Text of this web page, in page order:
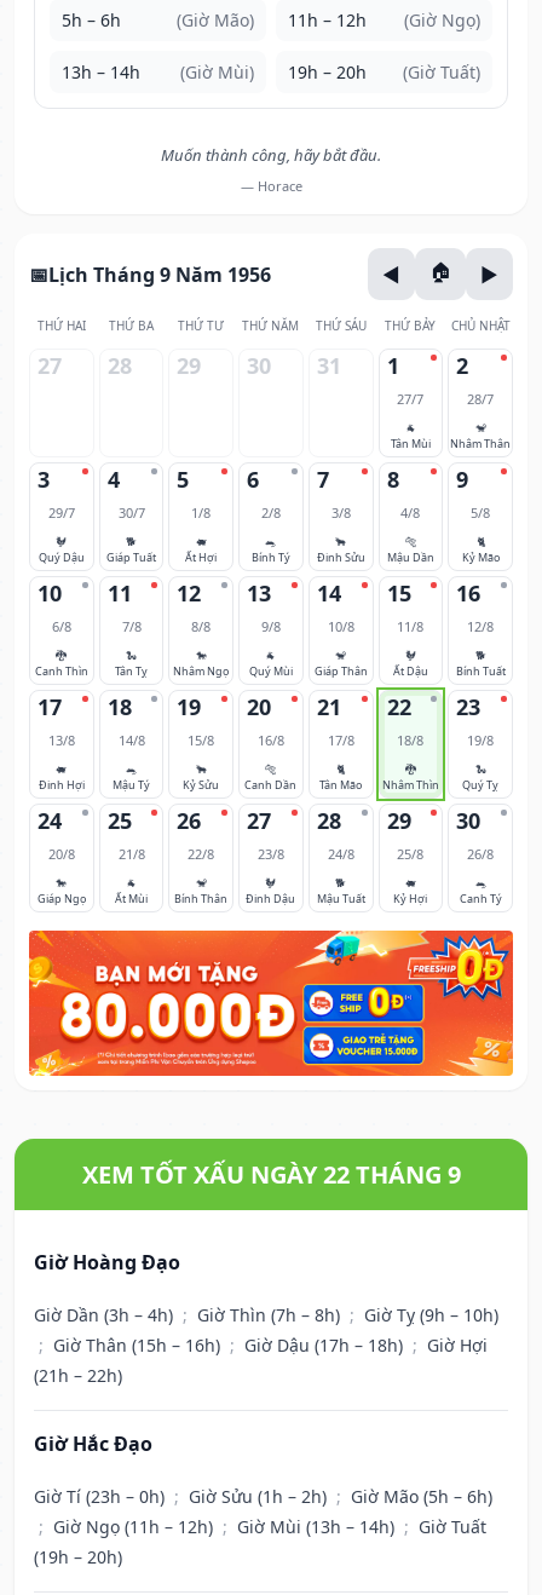
5h – 6h (Giờ Mão) 11h – 12h (Giờ Ngọ)
13h – 14h (Giờ Mùi) 19h – 20h (Giờ Tuất)
Muốn thành công, hãy bắt đầu.
— Horace
Lịch Tháng 9 Năm 1956
THỨ HAI THỨ BA THỨ TƯ THỨ NĂM THỨ SÁU THỨ BẢY CHỦ NHẬT
27 28 29 30 31 1
27/7
🐐
Tân Mùi
2
28/7
🐒
Nhâm Thân
3
29/7
🐓
Quý Dậu
4
30/7
🐕
Giáp Tuất
5
1/8
🐖
Ất Hợi
6
2/8
🐀
Bính Tý
7
3/8
🐂
Đinh Sửu
8
4/8
🐅
Mậu Dần
9
5/8
🐈
Kỷ Mão
10
6/8
🐉
Canh Thìn
11
7/8
🐍
Tân Tỵ
12
8/8
🐎
Nhâm Ngọ
13
9/8
🐐
Quý Mùi
14
10/8
🐒
Giáp Thân
15
11/8
🐓
Ất Dậu
16
12/8
🐕
Bính Tuất
17
13/8
🐖
Đinh Hợi
18
14/8
🐀
Mậu Tý
19
15/8
🐂
Kỷ Sửu
20
16/8
🐅
Canh Dần
21
17/8
🐈
Tân Mão
22
18/8
🐉
Nhâm Thìn
23
19/8
🐍
Quý Tỵ
24
20/8
🐎
Giáp Ngọ
25
21/8
🐐
Ất Mùi
26
22/8
🐒
Bính Thân
27
23/8
🐓
Đinh Dậu
28
24/8
🐕
Mậu Tuất
29
25/8
🐖
Kỷ Hợi
30
26/8
🐀
Canh Tý
XEM TỐT XẤU NGÀY 22 THÁNG 9
Giờ Hoàng Đạo
Giờ Dần (3h – 4h) ; Giờ Thìn (7h – 8h) ; Giờ Tỵ (9h – 10h)
; Giờ Thân (15h – 16h) ; Giờ Dậu (17h – 18h) ; Giờ Hợi
(21h – 22h)
Giờ Hắc Đạo
Giờ Tí (23h – 0h) ; Giờ Sửu (1h – 2h) ; Giờ Mão (5h – 6h)
; Giờ Ngọ (11h – 12h) ; Giờ Mùi (13h – 14h) ; Giờ Tuất
(19h – 20h)